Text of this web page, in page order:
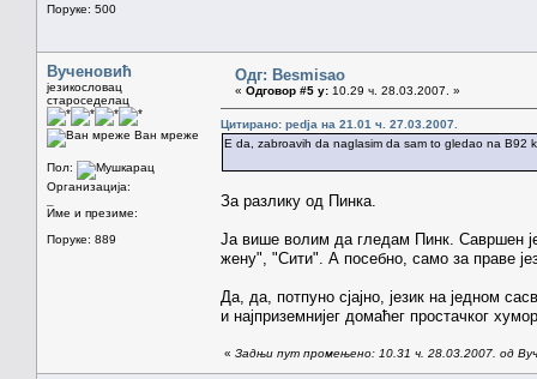
Поруке: 500
Вученовић
језикословац
староседелац
Ван мреже
Пол:
Организација:
Име и презиме:
Поруке: 889
Одг: Besmisao
« Одговор #5 у: 10.29 ч. 28.03.2007. »
Цитирано: pedja на 21.01 ч. 27.03.2007.
E da, zabroavih da naglasim da sam to gledao na B92
За разлику од Пинка.
Ја више волим да гледам Пинк. Савршен
жену", "Сити". А посебно, само за праве
Да, да, потпуно сјајно, језик на једном
и најприземнијег домаћег простачког
« Задњи пут промењено: 10.31 ч. 28.03.2007. од